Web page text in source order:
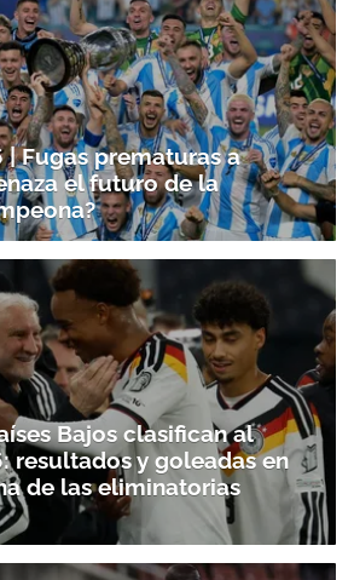
| Fugas prematuras a
el futuro de la
Bajos clasifican al
resultados y goleadas en
de las eliminatorias